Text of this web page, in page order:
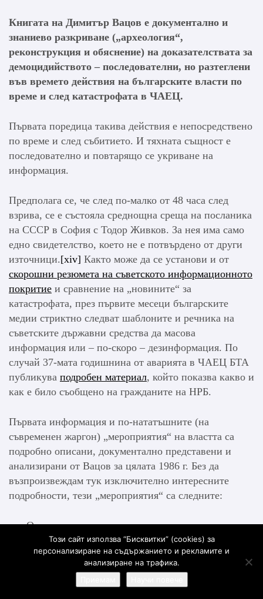
Книгата на Димитър Вацов e документално и
знаниево разкриване („археология“,
реконструкция и обяснение) на доказателствата за
демоцидийството – последователни, но разтеглени
във времето действия на българските власти по
време и след катастрофата в ЧАЕЦ.
Първата поредица такива действия е непосредствено
по време и след събитието. И тяхната същност е
последователно и повтарящо се укриване на
информация.
Предполага се, че след по-малко от 48 часа след
взрива, се е състояла среднощна среща на посланика
на СССР в София с Тодор Живков. За нея има само
едно свидетелство, което не е потвърдено от други
източници.[xiv] Както може да се установи и от
скорошни резюмета на съветското информационното
покритие и сравнение на „новините“ за
катастрофата, през първите месеци българските
медии стриктно следват шаблоните и речника на
съветските държавни средства да масова
информация или – по-скоро – дезинформация. По
случай 37-мата годишнина от аварията в ЧАЕЦ БТА
публикува подробен материал, който показва какво и
как е било съобщено на гражданите на НРБ.
Първата информация и по-нататъшните (на
съвременен жаргон) „мероприятия“ на властта са
подробно описани, документално представени и
анализирани от Вацов за цялата 1986 г. Без да
възпроизвеждам тук изключително интересните
подробности, тези „мероприятия“ са следните:
Отричане на каквито и да е замърсявания в
България от катастрофата в продължение на
десет дена;
Неизпълнение на задълженията на Комитета за
използване на атомната енергия за мирни цели
Този сайт използва “Бисквитки” (cookies) за
персонализиране на съдържанието и рекламите и
анализиране на трафика.